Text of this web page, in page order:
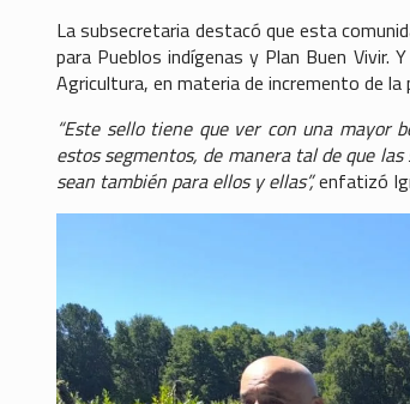
La subsecretaria destacó que esta
para Pueblos indígenas y Plan Buen
Agricultura, en materia de incremento de
“Este sello tiene que ver con una mayor
estos segmentos, de manera tal de que
sean también para ellos y ellas”,enfatizó